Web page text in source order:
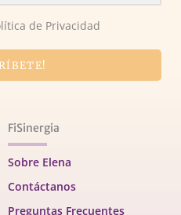
de Privacidad
FiSinergia
Sobre Elena
Contáctanos
Preguntas Frecuentes